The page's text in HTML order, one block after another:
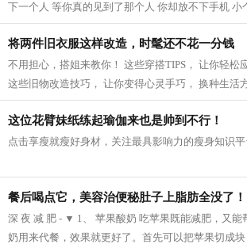
下一个人 等你真的见到了那个人 你却放不下手机 小
模特身高159CM 165cm半熟女生的轻熟小性...
将两件旧衣服这样改造，时髦还不花一分钱
不用担心，搭姐来教你！ 这些穿搭TIPS， 让你轻松
这些旧物改造技巧， 让你变得心灵手巧， 换种生活
等什么，快点学起来吧！ 针织衫 风...
这位花臂妹纸练起瑜伽来也是帅到不行！
点击享瘦就瘦好身材，关注最具影响力的瘦身知识平
餐后喝点它，美容治便秘肚子上脂肪全没了！
深 夜 减 肥 - ▼ 1、 苹果酸奶 吃苹果既能减肥，又能
奶用来代餐，效果就更好了。首先可以把苹果切成